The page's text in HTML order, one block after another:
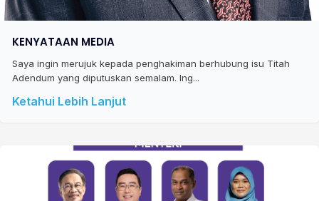
KENYATAAN MEDIA
Saya ingin merujuk kepada penghakiman berhubung isu Titah
Adendum yang diputuskan semalam. Ing...
Ketahui Lebih Lanjut